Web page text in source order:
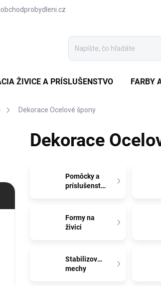
ŽIVICE A PRÍSLUŠENSTVO FARBY
Dekorace Ocelové špony
Dekorace
Pomôcky a
príslušenstvo
Formy na
živici
Stabilizované
mechy